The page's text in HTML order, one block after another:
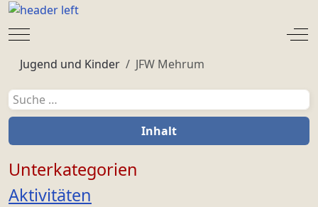
Mobile Menu Toggle
Jugend und Kinder
JFW Mehrum
Suchen
Inhalt
Unterkategorien
Aktivitäten